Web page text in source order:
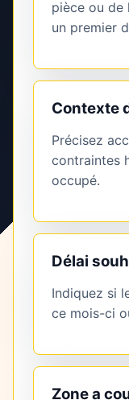
pièce ou de
un premier
Contexte
Précisez
contraintes
occupé.
Délai
Indiquez si
ce mois-ci
Zone a